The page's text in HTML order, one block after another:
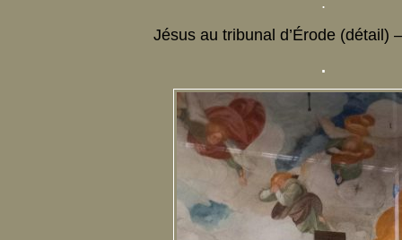
Jésus au tribunal d’Érode (détail)
.